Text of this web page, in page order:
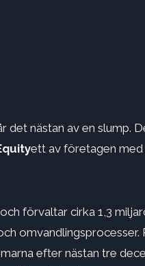
det nästan av en slump.
ett av företagen med
förvaltar cirka 1,3
omvandlingsprocesser.
efter nästan tre